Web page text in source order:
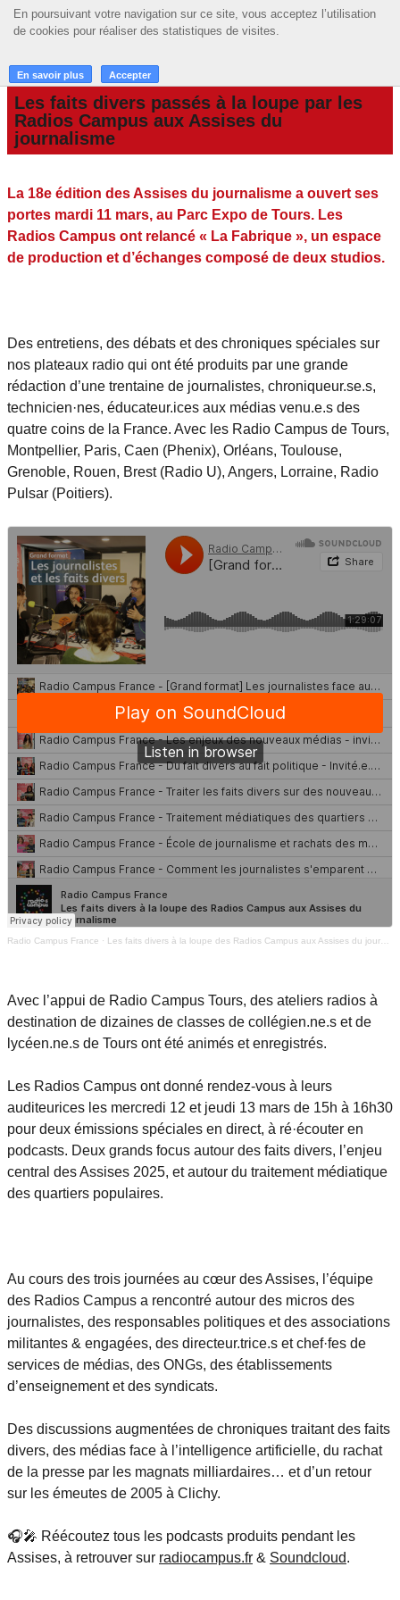
En poursuivant votre navigation sur ce site, vous acceptez l’utilisation
de cookies pour réaliser des statistiques de visites.
En savoir plus Accepter
En poursuivant votre navigation sur ce site, vous acceptez l’utilisation
de cookies pour réaliser des statistiques de visites.
En savoir plus Accepter
☰ MENU
ACCUEIL
A LA UNE
PODCASTS
MUSIQUE
ACTIONS
A LA UNE
Les faits divers passés à la loupe par les
Radios Campus aux Assises du
journalisme
La 18e édition des Assises du journalisme a ouvert ses
portes mardi 11 mars, au Parc Expo de Tours. Les
Radios Campus ont relancé « La Fabrique », un espace
de production et d’échanges composé de deux studios.
Des entretiens, des débats et des chroniques spéciales sur
nos plateaux radio qui ont été produits par une grande
rédaction d’une trentaine de journalistes, chroniqueur.se.s,
technicien·nes, éducateur.ices aux médias venu.e.s des
quatre coins de la France. Avec les Radio Campus de Tours,
Montpellier, Paris, Caen (Phenix), Orléans, Toulouse,
Grenoble, Rouen, Brest (Radio U), Angers, Lorraine, Radio
Pulsar (Poitiers).
Radio Campus France · Les faits divers à la loupe des Radios Campus aux Assises du journalisme
Avec l’appui de Radio Campus Tours, des ateliers radios à
destination de dizaines de classes de collégien.ne.s et de
lycéen.ne.s de Tours ont été animés et enregistrés.
Les Radios Campus ont donné rendez-vous à leurs
auditeurices les mercredi 12 et jeudi 13 mars de 15h à 16h30
pour deux émissions spéciales en direct, à ré·écouter en
podcasts. Deux grands focus autour des faits divers, l’enjeu
central des Assises 2025, et autour du traitement médiatique
des quartiers populaires.
Au cours des trois journées au cœur des Assises, l’équipe
des Radios Campus a rencontré autour des micros des
journalistes, des responsables politiques et des associations
militantes & engagées, des directeur.trice.s et chef·fes de
services de médias, des ONGs, des établissements
d’enseignement et des syndicats.
Des discussions augmentées de chroniques traitant des faits
divers, des médias face à l’intelligence artificielle, du rachat
de la presse par les magnats milliardaires… et d’un retour
sur les émeutes de 2005 à Clichy.
🎧🎤 Réécoutez tous les podcasts produits pendant les
Assises, à retrouver sur radiocampus.fr & Soundcloud.